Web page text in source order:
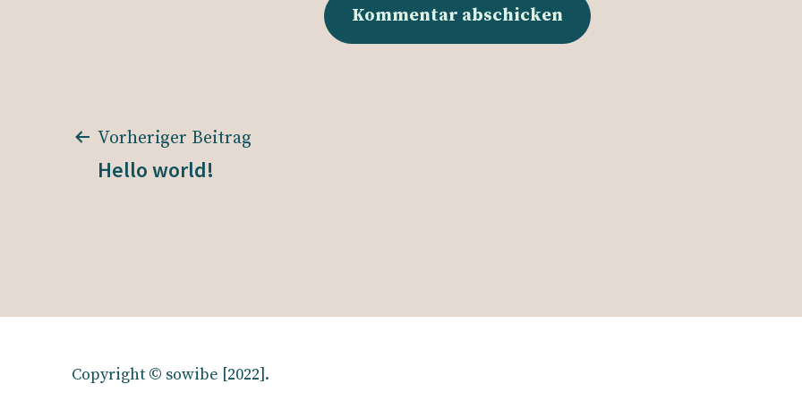
Beitrags-
Vorheriger Beitrag
Hello world!
Copyright © sowibe [2022].